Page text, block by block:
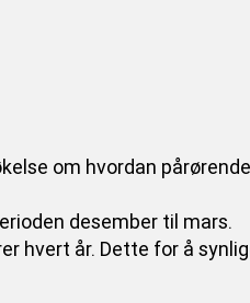
om hvordan
desember til mars.
hvert år. Dette for å